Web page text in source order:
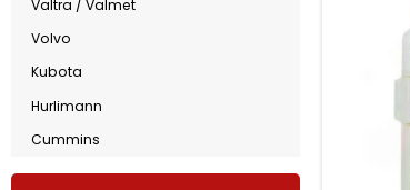
Valtra / Valmet
Volvo
Kubota
Hurlimann
Cummins